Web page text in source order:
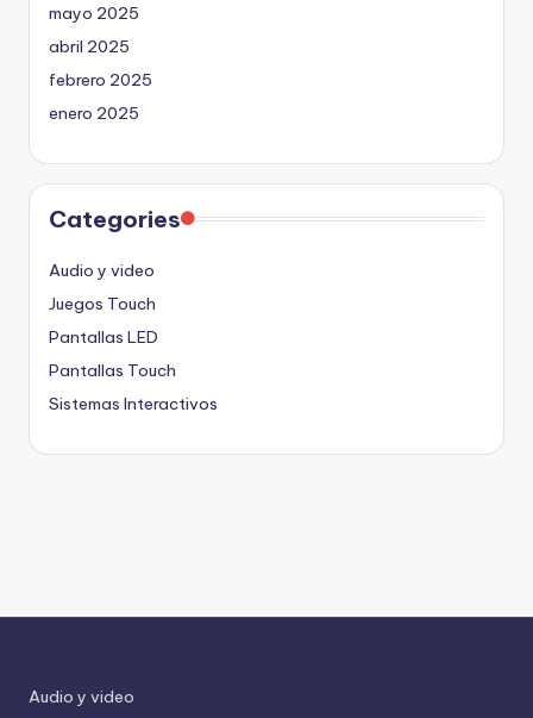
mayo 2025
abril 2025
febrero 2025
enero 2025
Categories
Audio y video
Juegos Touch
Pantallas LED
Pantallas Touch
Sistemas Interactivos
Audio y video